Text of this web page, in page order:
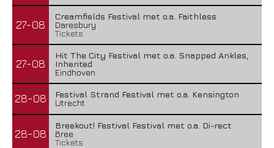
27-08
Creamfields Festival met o.a. Faithless
Daresbury
Tickets
27-08
Hit The City Festival met o.a. Snapped Ankles,
Inherited
Eindhoven
28-08
Festival Strand Festival met o.a. Kensington
Utrecht
28-08
Breekout! Festival Festival met o.a. Di-rect
Bree
Tickets